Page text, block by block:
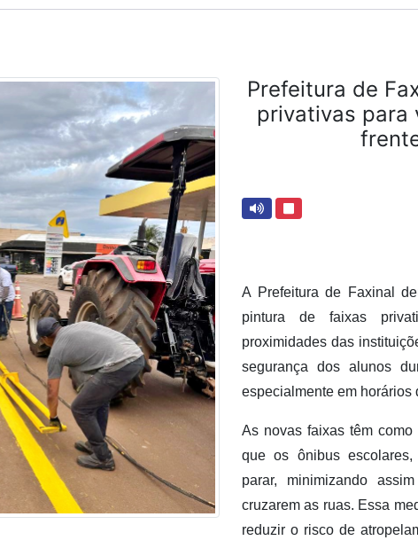
Prefeitura de
privativas para
A Prefeitura de Faxinal
pintura de faixas
proximidades das
segurança dos alunos
especialmente em horários
As novas faixas têm
que os ônibus
parar, minimizando
cruzarem as ruas. Essa
reduzir o risco de